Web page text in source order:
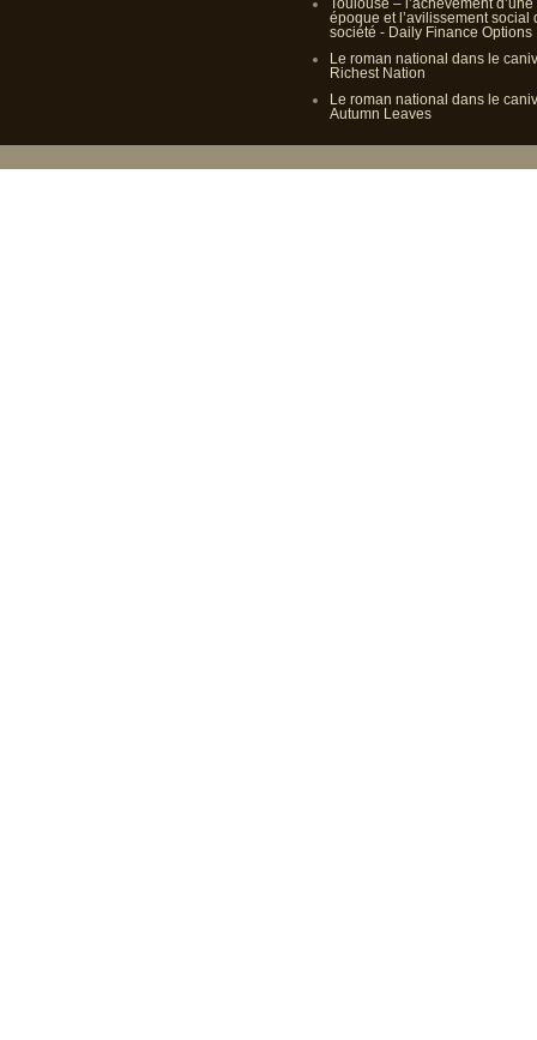
Toulouse – l’achèvement d’une
époque et l’avilissement social
société - Daily Finance Options
Le roman national dans le
Richest Nation
Le roman national dans le
Autumn Leaves